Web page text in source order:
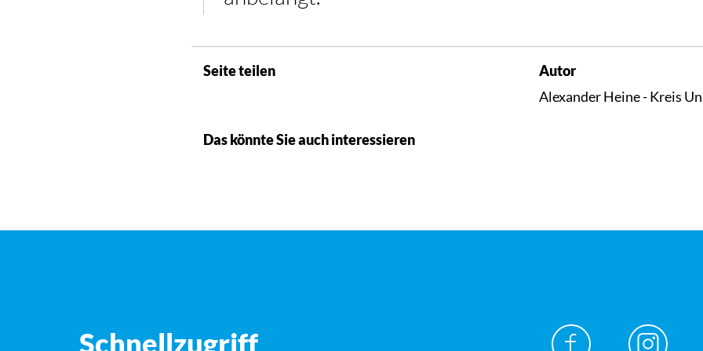
Seite teilen
Autor
Alexander Heine - Kreis
Das könnte Sie auch interessieren
Schnellzugriff